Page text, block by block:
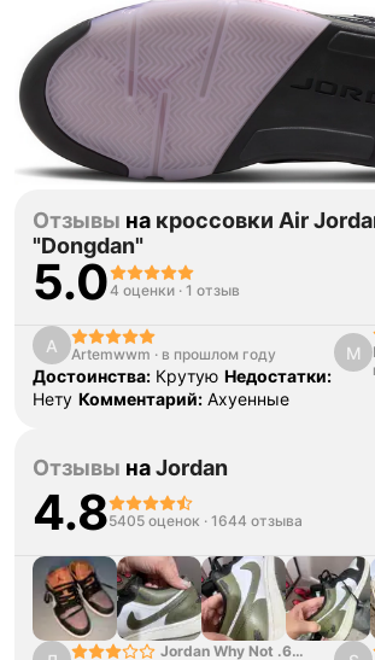
Тройная гарантия
оригинальности
Товар сертифицирован и опломбирован.
Проверяем на оригинальность
по 16 параметрам.
Если придёт подделка — вернём деньги
Как мы провеяем товары
Отзывы на кроссовки Air
"Dongdan"
5.04 оценки · 1 отзыв
A Artemwwm · в прошлом году
Достоинства: Крутую Недостатки:
Нету Комментарий: Ахуенные
М
Отзывы наJordan
4.85405 оценок · 1644 отзыва
Jordan Why Not .6